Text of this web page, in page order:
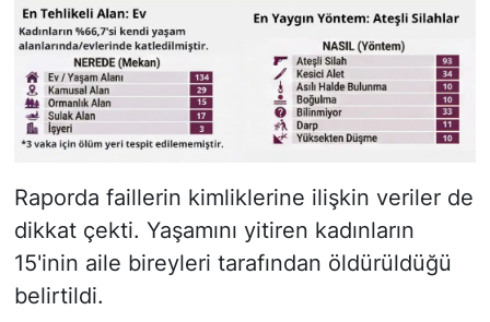
Raporda faillerin kimliklerine ilişkin veriler de
dikkat çekti. Yaşamını yitiren kadınların
15'inin aile bireyleri tarafından öldürüldüğü
belirtildi.